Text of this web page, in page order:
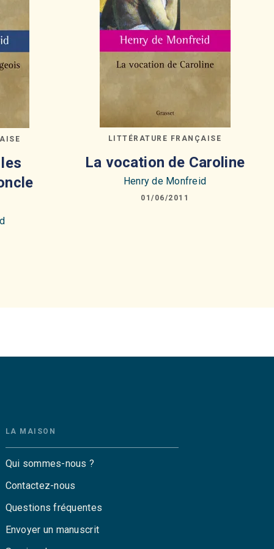
LITTÉRATURE FRANÇAISE
La vocation de Caroline
Henry de Monfreid
01/06/2011
LA MAISON
Qui sommes-nous ?
Contactez-nous
Questions fréquentes
Envoyer un manuscrit